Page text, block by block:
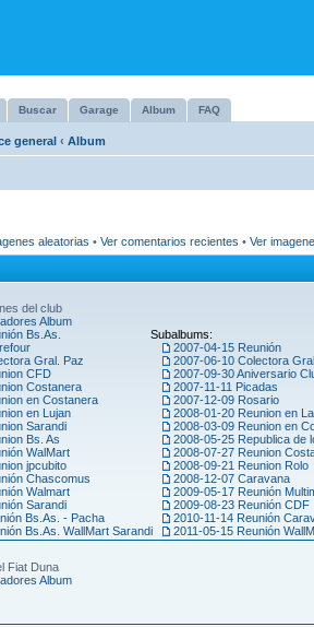
Buscar Garage Album FAQ
general ‹ Album
aleatorias • Ver comentarios recientes • Ver
del club
Album
Subalbums:
Bs.As.
2007-04-15 Reunión
2007-06-10 Colectora
Gral. Paz
2007-09-30 Aniversario
CFD
2007-11-11 Picadas
Costanera
2007-12-09 Rosario
en Costanera
2008-01-20 Reunion en
en Lujan
2008-03-09 Reunion en
Sarandi
2008-05-25 Republica de
Bs. As
2008-07-27 Reunion
WalMart
2008-09-21 Reunion Rolo
jpcubito
2008-12-07 Caravana
Chascomus
2009-05-17 Reunión
Walmart
2009-08-23 Reunión CDF
Sarandi
2010-11-14 Reunión
Bs.As. - Pacha
2011-05-15 Reunión
Bs.As. WallMart Sarandi
Fiat Duna
Album